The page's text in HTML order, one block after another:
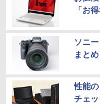
「お
ソニ
まとめ
性能
チェッ